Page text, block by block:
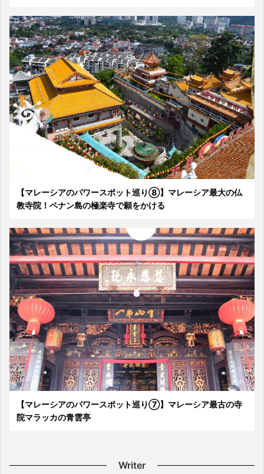
【マレーシアのパワースポット巡り⑧】マレーシア最大の仏
教寺院！ペナン島の極楽寺で願をかける
【マレーシアのパワースポット巡り⑦】マレーシア最古の寺
院マラッカの青雲亭
Writer